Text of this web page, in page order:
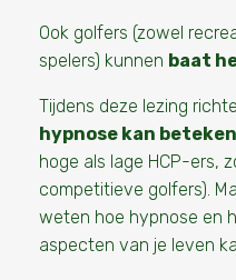
Ook golfers (zowel
spelers) kunnen baat
Tijdens deze lezing
hypnose kan
hoge als lage HCP-ers,
competitieve golfers).
weten hoe hypnose en
aspecten van je leven